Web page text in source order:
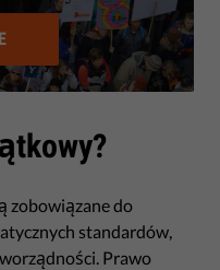
zobowiązane do
standardów,
Prawo